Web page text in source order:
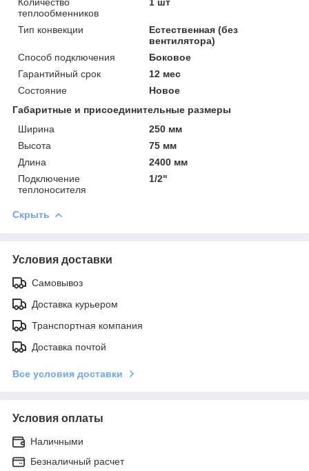
теплообменников
Тип конвекции
Естественная (без
вентилятора)
Способ подключения
Боковое
Гарантийный срок
12 мес
Состояние
Новое
Габаритные и присоединительные размеры
Ширина
250 мм
Высота
75 мм
Длина
2400 мм
Подключение
теплоносителя
1/2"
Скрыть
Условия доставки
Самовывоз
Доставка курьером
Транспортная компания
Доставка почтой
Все условия доставки
Условия оплаты
Наличными
Безналичный расчет